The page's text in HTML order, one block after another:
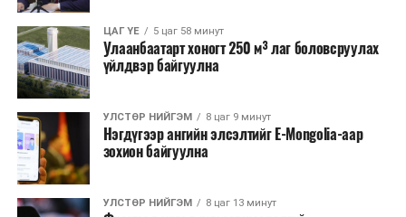
ЦАГ ҮЕ 5 цаг 58 минут
Улаанбаатарт хоногт 250 м³ лаг боловсруулах
үйлдвэр байгуулна
УЛСТӨР НИЙГЭМ 8 цаг 9 минут
Нэгдүгээр ангийн элсэлтийг E-Mongolia-аар
зохион байгуулна
УЛСТӨР НИЙГЭМ 8 цаг 13 минут